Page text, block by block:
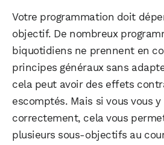
Votre programmation doit
objectif. De nombreux
biquotidiens ne prennent en
principes généraux sans
cela peut avoir des effets
escomptés. Mais si vous vous
correctement, cela vous
plusieurs sous-objectifs au